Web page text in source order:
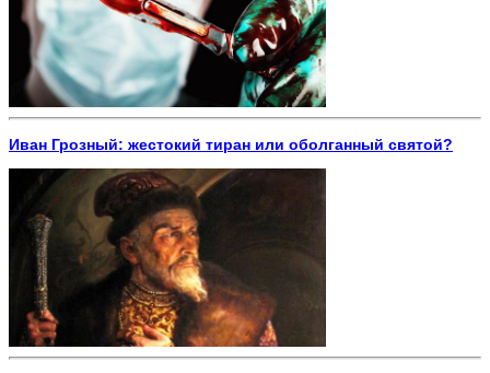
Иван Грозный: жестокий тиран или оболганный святой?